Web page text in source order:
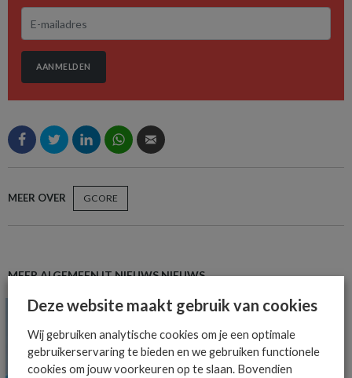
AANMELDEN
MEER OVER GCORE
MEER ALGEMEEN IT NIEUWS NIEUWS
Deze website maakt gebruik van cookies
Wij gebruiken analytische cookies om je een optimale
gebruikerservaring te bieden en we gebruiken functionele
cookies om jouw voorkeuren op te slaan. Bovendien